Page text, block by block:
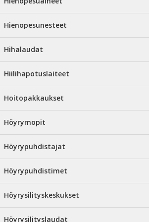
Hienopesunesteet
Hihalaudat
Hiilihapotuslaiteet
Hoitopakkaukset
Höyrymopit
Höyrypuhdistajat
Höyrypuhdistimet
Höyrysilityskeskukset
Höyrysilityslaudat